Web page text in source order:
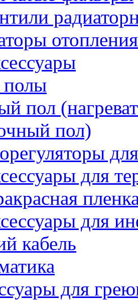
отопления
полы
пол
пол)
для
для
кабель
для